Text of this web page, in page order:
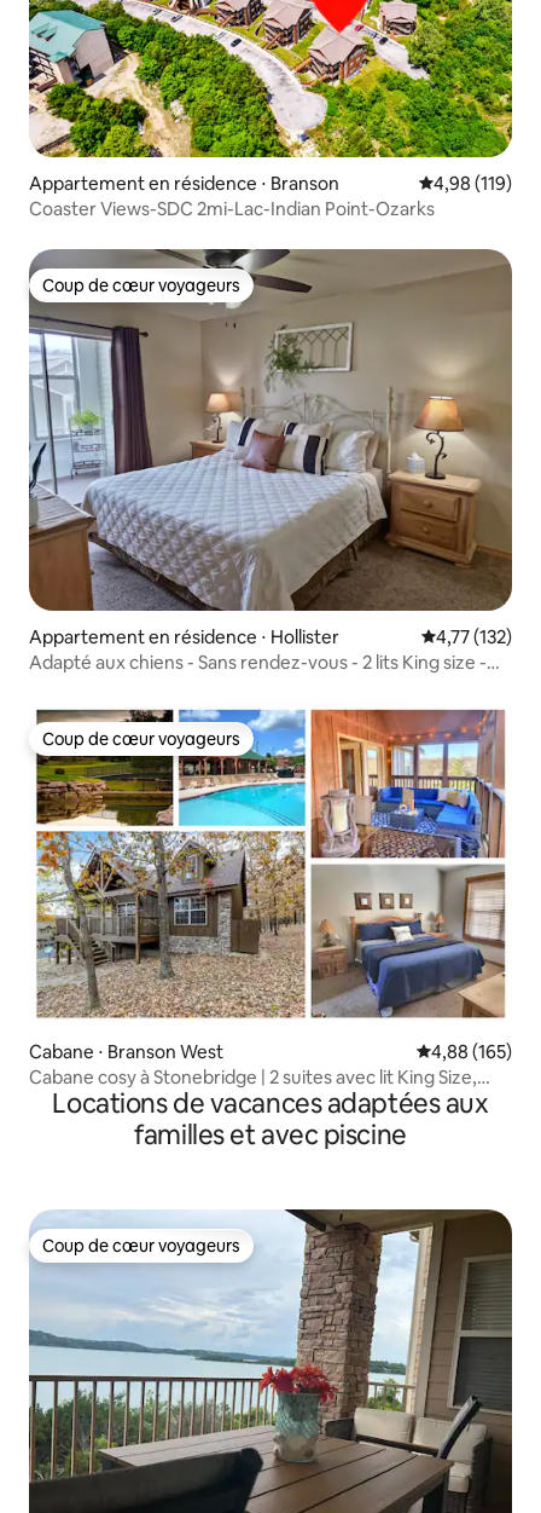
Appartement en résidence ⋅ Branson Évaluation
4,98 (119)
Coaster Views-SDC 2mi-Lac-Indian Point-Ozarks
Coup de cœur voyageurs
Coup de cœur voyageurs
Appartement en résidence ⋅ Hollister Évaluation
4,77 (132)
Adapté aux chiens - Sans rendez-vous - 2 lits King size -
Coup de cœur voyageurs
Coup de cœur voyageurs
Cabane ⋅ Branson West Évaluation
4,88 (165)
Cabane cosy à Stonebridge | 2 suites avec lit King Size,
véranda chauffée
Locations de vacances adaptées aux
familles et avec piscine
Coup de cœur voyageurs
Coup de cœur voyageurs